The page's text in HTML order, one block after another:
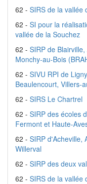
62 - SIRS de la vallée
62 - SI pour la
vallée de la Souchez
62 - SIRP de
Monchy-au-Bois
62 - SIVU RPI de
Beaulencourt, Villers-
62 - SIRS Le Chartrel
62 - SIRP des écoles
Fermont et Haute-
62 - SIRP d'Acheville,
Willerval
62 - SIRP des deux
62 - SIRS de la vallée